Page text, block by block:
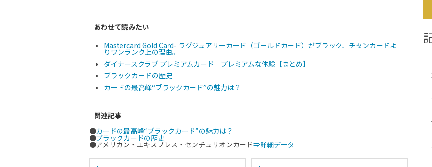
あわせて読みたい
Mastercard Gold Card- ラグジュアリーカード（ゴールドカード）がブラック、チタンカードよ
りワンランク上の理由。
ダイナースクラブ プレミアムカード プレミアムな体験【まとめ】
ブラックカードの歴史
カードの最高峰“ブラックカード”の魅力は？
関連記事
●カードの最高峰“ブラックカード”の魅力は？
●ブラックカードの歴史
●アメリカン・エキスプレス・センチュリオンカード⇒詳細データ